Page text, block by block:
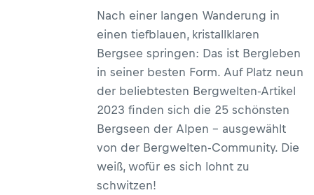
Nach einer langen Wanderung in
einen tiefblauen, kristallklaren
Bergsee springen: Das ist Bergleben
in seiner besten Form. Auf Platz neun
der beliebtesten Bergwelten-Artikel
2023 finden sich die 25 schönsten
Bergseen der Alpen – ausgewählt
von der Bergwelten-Community. Die
weiß, wofür es sich lohnt zu
schwitzen!